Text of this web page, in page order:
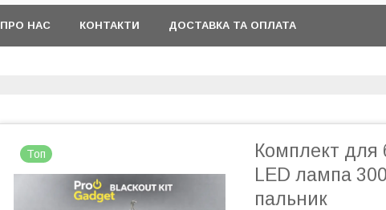
ПРО НАС КОНТАКТИ ДОСТАВКА ТА ОПЛАТА
Топ
Комплект для
LED лампа
пальник